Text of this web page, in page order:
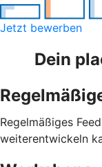
Jetzt bewerben
Dein
Regelmäßiges
weiterentwickeln